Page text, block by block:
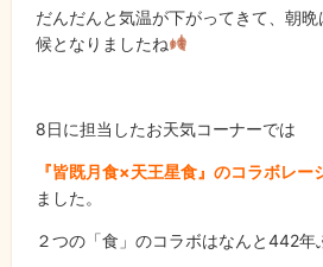
だんだんと気温が下がってきて、朝
候となりましたね
8日に担当したお天気コーナーでは
『皆既月食×天王星食』のコラボレー
ました。
２つの「食」のコラボはなんと442年